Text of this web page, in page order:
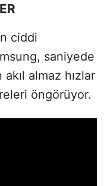
ciddi
saniyede
almaz hızlar
öngörüyor.